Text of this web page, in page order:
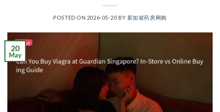
POSTED ON 2026-05-20 BY 新加坡药房网购
20
May